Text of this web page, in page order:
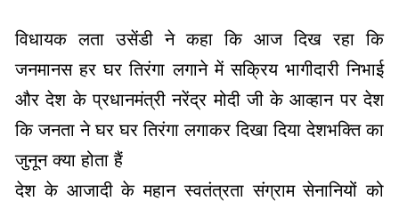
विधायक लता उसेंडी ने कहा कि आज दिख रहा कि
जनमानस हर घर तिरंगा लगाने में सक्रिय भागीदारी निभाई
और देश के प्रधानमंत्री नरेंद्र मोदी जी के आव्हान पर देश
कि जनता ने घर घर तिरंगा लगाकर दिखा दिया देशभक्ति का
जुनून क्या होता हैं
देश के आजादी के महान स्वतंत्रता संग्राम सेनानियों को